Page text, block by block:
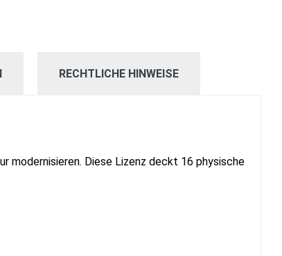
RECHTLICHE HINWEISE
modernisieren. Diese Lizenz deckt 16 physische